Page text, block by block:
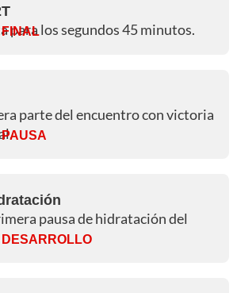
para los segundos 45 minutos.
parte del encuentro con victoria
pausa de hidratación del
DESARROLLO